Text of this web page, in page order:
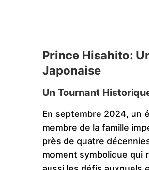
Prince Hisahito:
Japonaise
Un Tournant
En septembre 2024, un
membre de la famille
près de quatre
moment symbolique qui